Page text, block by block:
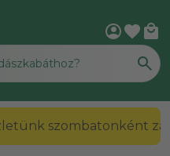
account_circlefavorite local_mall
szombatonként